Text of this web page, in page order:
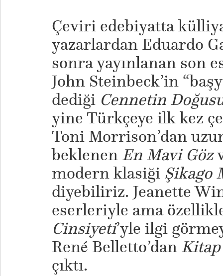
Çeviri edebiyatta
yazarlardan Eduardo
sonra yayınlanan son
John Steinbeck’in
dediği Cennetin
yine Türkçeye ilk kez
Toni Morrison’dan
beklenen En Mavi Göz
modern klasiği Şikago
diyebiliriz. Jeanette
eserleriyle ama
Cinsiyeti’yle ilgi
René Belletto’dan Kitap
çıktı.